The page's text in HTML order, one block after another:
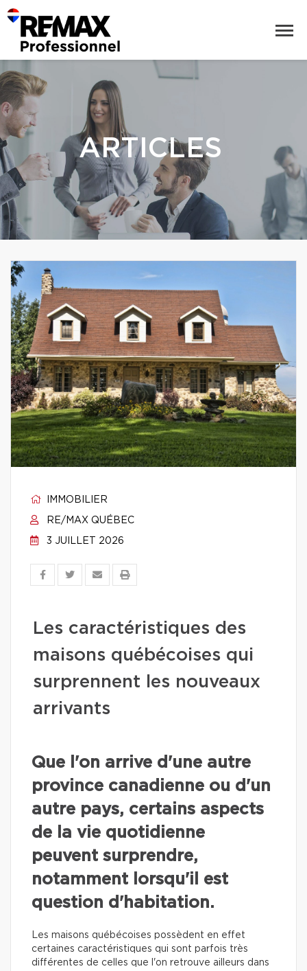
ARTICLES
IMMOBILIER
RE/MAX QUÉBEC
3 JUILLET 2026
Les caractéristiques des
maisons québécoises qui
surprennent les nouveaux
arrivants
Que l'on arrive d'une autre
province canadienne ou d'un
autre pays, certains aspects
de la vie quotidienne
peuvent surprendre,
notamment lorsqu'il est
question d'habitation.
Les maisons québécoises possèdent en effet
certaines caractéristiques qui sont parfois très
différentes de celles que l'on retrouve ailleurs dans